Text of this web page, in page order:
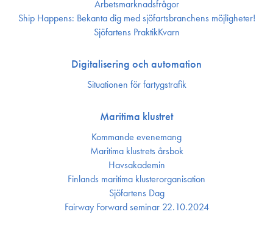
Arbetsmarknadsfrågor
Ship Happens: Bekanta dig med sjöfartsbranchens möjligheter!
Sjöfartens PraktikKvarn
Digitalisering och automation
Situationen för fartygstrafik
Maritima klustret
Kommande evenemang
Maritima klustrets årsbok
Havsakademin
Finlands maritima kluster­organisation
Sjöfartens Dag
Fairway Forward seminar 22.10.2024